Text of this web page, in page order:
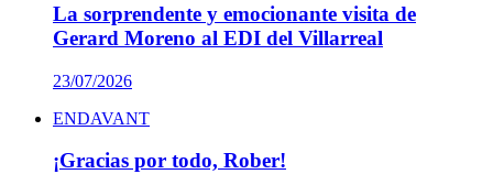
La sorprendente y emocionante visita de
Gerard Moreno al EDI del Villarreal
23/07/2026
ENDAVANT
¡Gracias por todo, Rober!